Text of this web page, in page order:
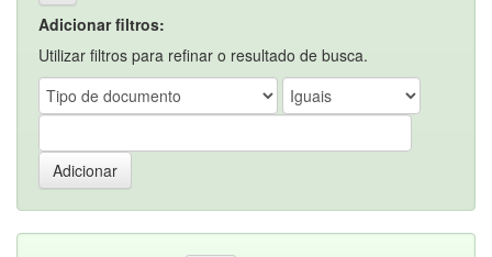
Adicionar filtros:
Utilizar filtros para refinar o resultado de busca.